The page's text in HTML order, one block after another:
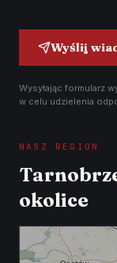
Wyślij
Wysyłając formularz
w celu udzielenia
NASZ REGION
okolice